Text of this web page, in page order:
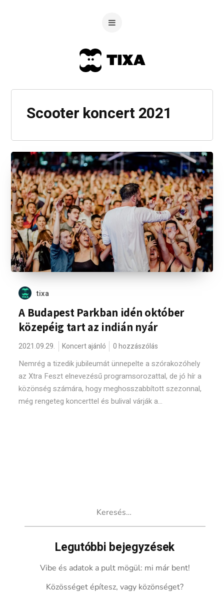
Scooter koncert 2021
tixa
A Budapest Parkban idén október
közepéig tart az indián nyár
2021.09.29. Koncert ajánló 0 hozzászólás
Nemrég a tizedik jubileumát ünnepelte a szórakozóhely
az Xtra Feszt elnevezésű programsorozattal, de jó hír a
közönség számára, hogy meghosszabbított szezonnal,
még rengeteg koncerttel és bulival várják a...
Legutóbbi bejegyzések
Vibe és adatok a pult mögül: mi már bent!
Közösséget építesz, vagy közönséget?